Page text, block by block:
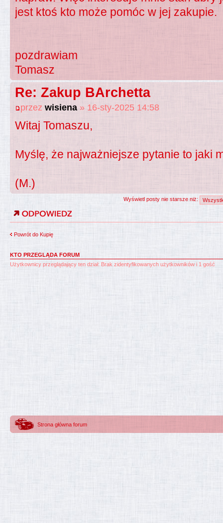
jest ktoś kto może pomóc w jej zakupie.
pozdrawiam
Tomasz
Re: Zakup BArchetta
przez wisiena» 16-sty-2025 14:58
Witaj Tomaszu,
Myślę, że najważniejsze pytanie to jaki
(M.)
Wyświetl posty nie starsze niż:
Powrót do Kupię
KTO PRZEGLĄDA FORUM
Użytkownicy przeglądający ten dział: Brak zidentyfikowanych użytkowników i 1 gość
Strona główna forum